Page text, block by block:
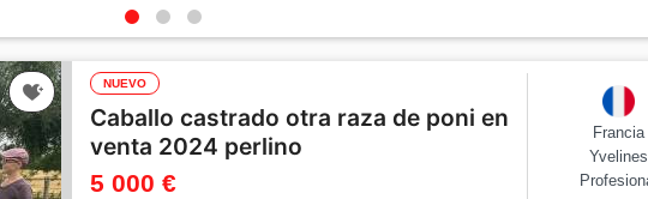
NUEVO
Caballo castrado otra raza de poni en
venta 2024 perlino
5 000 €
Francia
Yvelines